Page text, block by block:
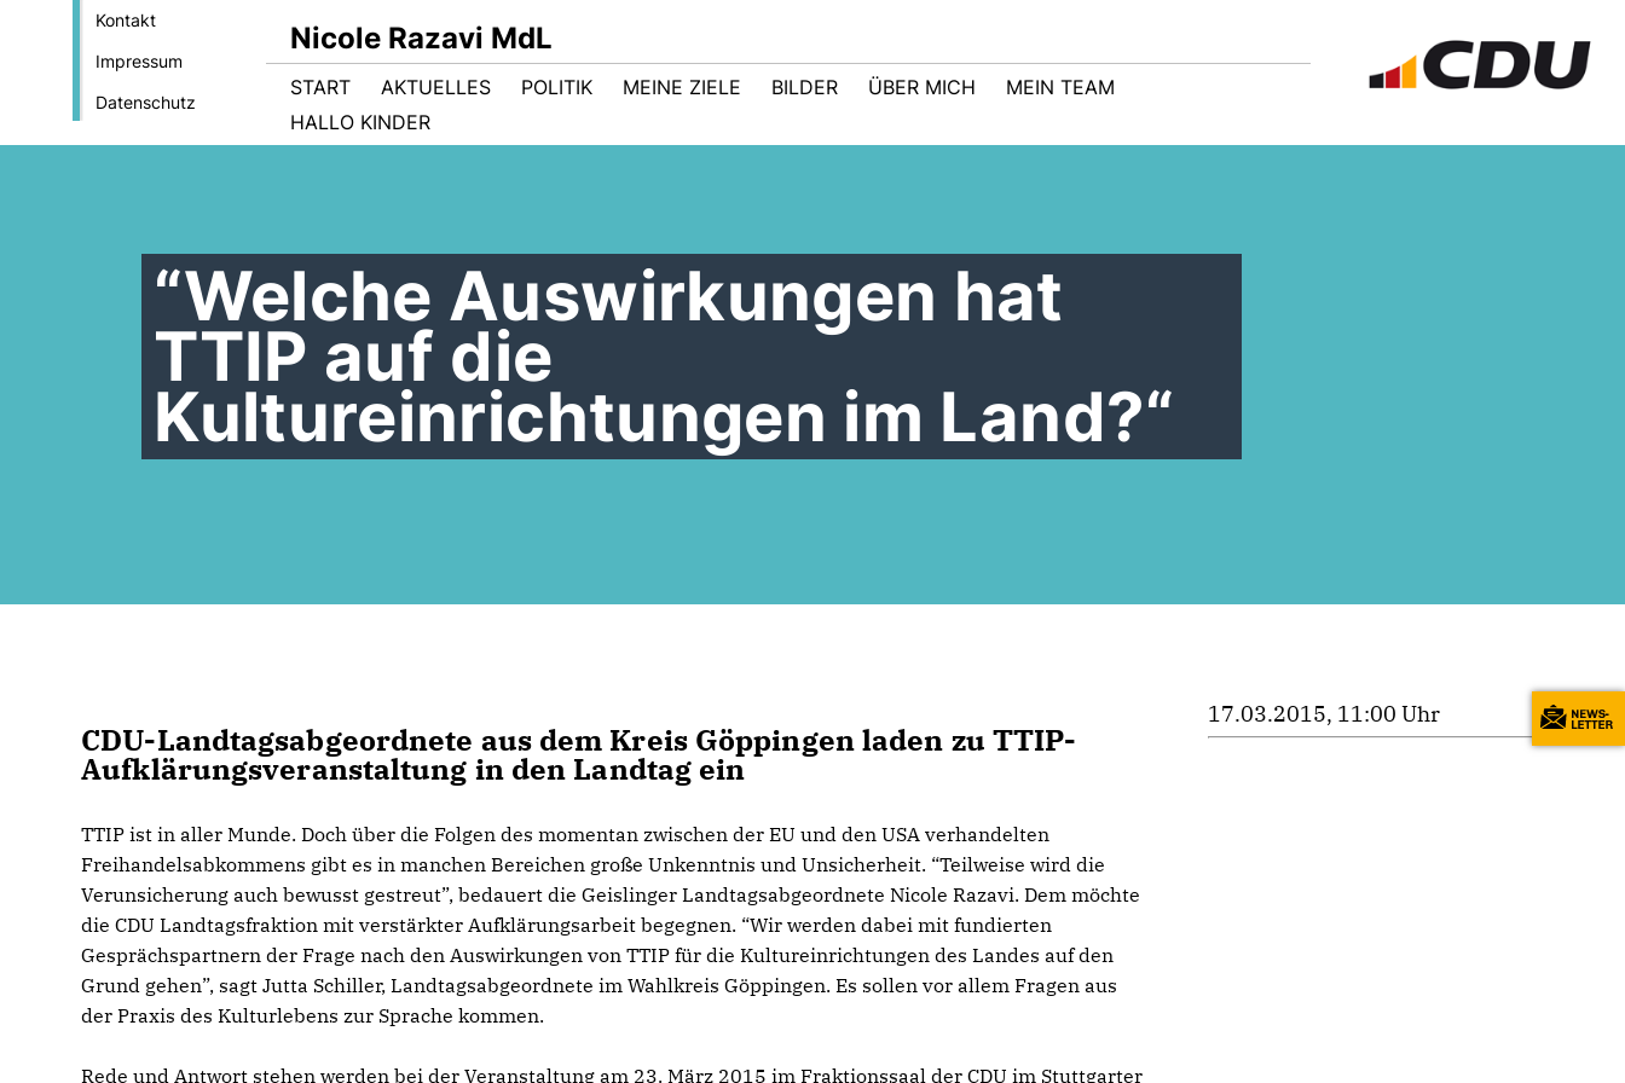
Kontakt
Impressum
Datenschutz
Nicole Razavi MdL
START AKTUELLES POLITIK MEINE ZIELE BILDER ÜBER MICH
MEIN TEAM
HALLO KINDER
“Welche Auswirkungen hat
TTIP auf die
Kultureinrichtungen im Land?“
CDU-Landtagsabgeordnete aus dem Kreis Göppingen laden zu TTIP-
Aufklärungsveranstaltung in den Landtag ein
TTIP ist in aller Munde. Doch über die Folgen des momentan zwischen der EU und den USA verhandelten
Freihandelsabkommens gibt es in manchen Bereichen große Unkenntnis und Unsicherheit. “Teilweise wird die
Verunsicherung auch bewusst gestreut”, bedauert die Geislinger Landtagsabgeordnete Nicole Razavi. Dem möchte
die CDU Landtagsfraktion mit verstärkter Aufklärungsarbeit begegnen. “Wir werden dabei mit fundierten
Gesprächspartnern der Frage nach den Auswirkungen von TTIP für die Kultureinrichtungen des Landes auf den
Grund gehen”, sagt Jutta Schiller, Landtagsabgeordnete im Wahlkreis Göppingen. Es sollen vor allem Fragen aus
der Praxis des Kulturlebens zur Sprache kommen.
Rede und Antwort stehen werden bei der Veranstaltung am 23. März 2015 im Fraktionssaal der CDU im Stuttgarter
17.03.2015, 11:00 Uhr